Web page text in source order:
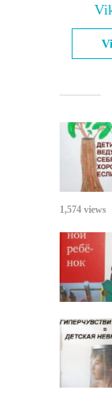
1,574 views